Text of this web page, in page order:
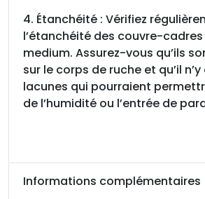
4. Étanchéité : Vérifiez
l’étanchéité des couvre-cadres
medium. Assurez-vous qu’ils
sur le corps de ruche et qu’il
lacunes qui pourraient
de l’humidité ou l’entrée de
Informations complémentaires